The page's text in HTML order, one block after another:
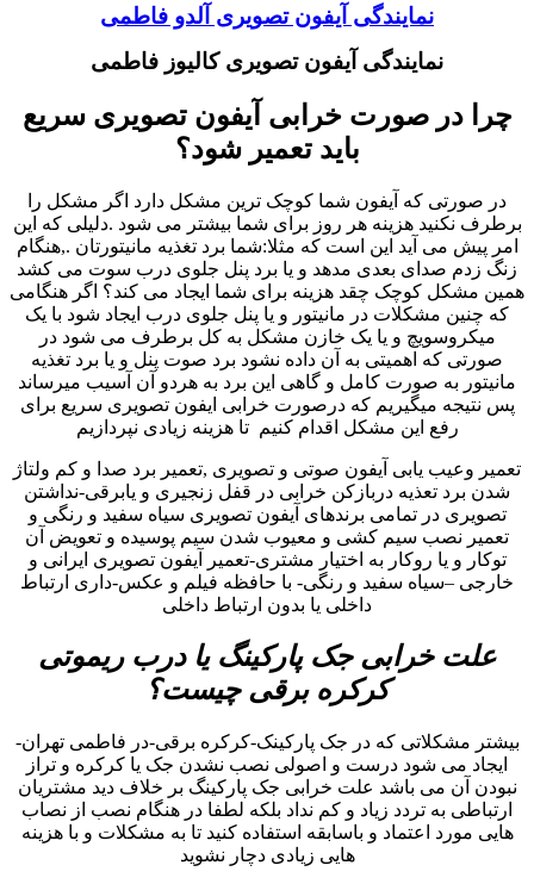
نمایندگی آیفون تصویری آلدو فاطمی
نمایندگی آیفون تصویری کالیوز فاطمی
چرا در صورت خرابی آیفون تصویری سریع
باید تعمیر شود؟
در صورتی که آیفون شما کوچک ترین مشکل دارد اگر مشکل را
برطرف نکنید هزینه هر روز برای شما بیشتر می شود .دلیلی که این
امر پیش می آید این است که مثلا:شما برد تغذیه مانیتورتان .,هنگام
زنگ زدم صدای بعدی مدهد و یا برد پنل جلوی درب سوت می کشد
همین مشکل کوچک چقد هزینه برای شما ایجاد می کند؟ اگر هنگامی
که چنین مشکلات در مانیتور و یا پنل جلوی درب ایجاد شود با یک
میکروسویچ و یا یک خازن مشکل به کل برطرف می شود در
صورتی که اهمیتی به آن داده نشود برد صوت پنل و یا برد تغذیه
مانیتور به صورت کامل و گاهی این برد به هردو آن آسیب میرساند
پس نتیجه میگیریم که درصورت خرابی ایفون تصویری سریع برای
رفع این مشکل اقدام کنیم تا هزینه زیادی نپردازیم
تعمیر وعیب یابی آیفون صوتی و تصویری ,تعمیر برد صدا و کم ولتاژ
شدن برد تعذیه دربازکن خرابی در قفل زنجیری و یابرقی-نداشتن
تصویری در تمامی برندهای آیفون تصویری سیاه سفید و رنگی و
تعمیر نصب سیم کشی و معیوب شدن سیم پوسیده و تعویض آن
توکار و یا روکار به اختیار مشتری-تعمیر آیفون تصویری ایرانی و
خارجی –سیاه سفید و رنگی- با حافظه فیلم و عکس-داری ارتباط
داخلی یا بدون ارتباط داخلی
علت خرابی جک پارکینگ یا درب ریموتی
کرکره برقی چیست؟
بیشتر مشکلاتی که در جک پارکینک-کرکره برقی-در فاطمی تهران-
ایجاد می شود درست و اصولی نصب نشدن جک یا کرکره و تراز
نبودن آن می باشد علت خرابی جک پارکینگ بر خلاف دید مشتریان
ارتباطی به تردد زیاد و کم نداد بلکه لطفا در هنگام نصب از نصاب
هایی مورد اعتماد و باسابقه استفاده کنید تا به مشکلات و با هزینه
هایی زیادی دچار نشوید